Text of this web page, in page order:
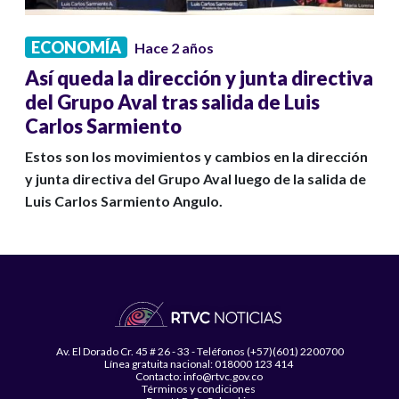
ECONOMÍA Hace 2 años
Así queda la dirección y junta directiva
del Grupo Aval tras salida de Luis
Carlos Sarmiento
Estos son los movimientos y cambios en la dirección
y junta directiva del Grupo Aval luego de la salida de
Luis Carlos Sarmiento Angulo.
Av. El Dorado Cr. 45 # 26 - 33 - Teléfonos (+57)(601) 2200700
Línea gratuita nacional: 018000 123 414
Contacto: info@rtvc.gov.co
Términos y condiciones